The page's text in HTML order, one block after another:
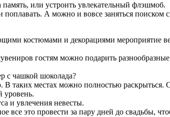
или устроить увлекательный флэшмоб.
А можно и вовсе заняться поиском
костюмами и декорациями мероприятие
гостям можно подарить
с чашкой шоколада?
В таких местах можно полностью раскрыться.
уровень.
и увлечения невесты.
все это провести за пару дней до свадьбы,